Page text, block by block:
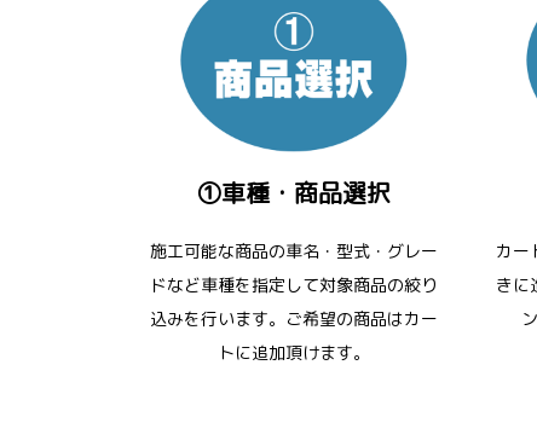
①車種・商品選択
施工可能な商品の車名・型式・グレー
ドなど車種を指定して対象商品の絞り
込みを行います。ご希望の商品はカー
トに追加頂けます。
カー
きに